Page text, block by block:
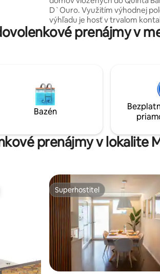
🥾
a
D`Ouro. Využitím výhodnej
výhľadu je hosť v trvalom
riekou a vinohradom.
dom, mezonet , má na 1.
vedľa obývacej izby s
výhľadom na rieku Douro, ktorý
používa na jedlo a neskorý deň.
tradičnú farmu Douro!
prenájmy v
Bazén
prenájmy v lokalite
Superhostiteľ
Superhostiteľ